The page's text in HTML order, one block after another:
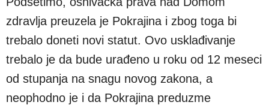
zdravlja preuzela je Pokrajina i zbog toga bi
trebalo doneti novi statut. Ovo usklađivanje
trebalo je da bude urađeno u roku od 12 meseci
od stupanja na snagu novog zakona, a
neophodno je i da Pokrajina preduzme